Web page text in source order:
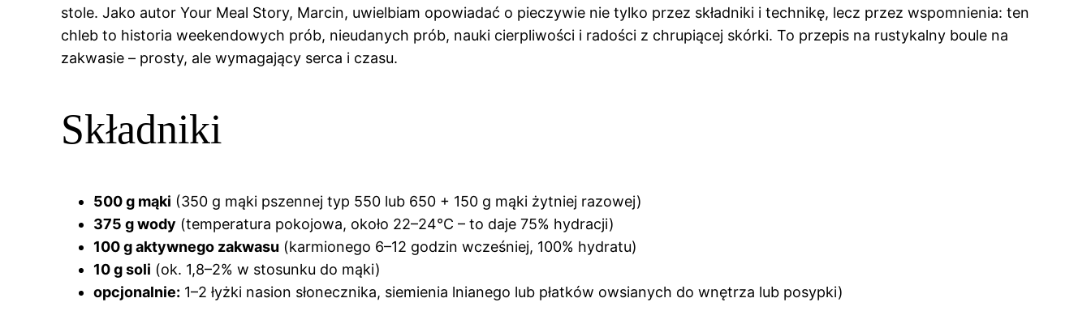
stole. Jako autor Your Meal Story, Marcin, uwielbiam opowiadać o pieczywie nie tylko przez składniki i technikę, lecz przez wspomnienia: ten
chleb to historia weekendowych prób, nieudanych prób, nauki cierpliwości i radości z chrupiącej skórki. To przepis na rustykalny boule na
zakwasie – prosty, ale wymagający serca i czasu.
Składniki
500 g mąki (350 g mąki pszennej typ 550 lub 650 + 150 g mąki żytniej razowej)
375 g wody (temperatura pokojowa, około 22–24°C – to daje 75% hydracji)
100 g aktywnego zakwasu (karmionego 6–12 godzin wcześniej, 100% hydratu)
10 g soli (ok. 1,8–2% w stosunku do mąki)
opcjonalnie: 1–2 łyżki nasion słonecznika, siemienia lnianego lub płatków owsianych do wnętrza lub posypki)